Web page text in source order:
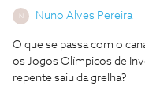
N Nuno Alves Pereira
O que se passa com o
os Jogos Olímpicos de
repente saiu da grelha?